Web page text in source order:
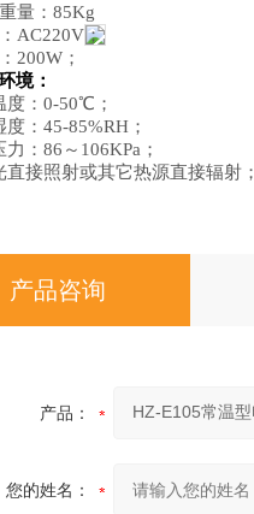
重量：85Kg
：AC220V；
200W；
境：
度：0-50℃；
度：45-85%RH；
力：86～106KPa；
直接照射或其它热源直接辐射；
产品咨询
产品：
您的姓名：